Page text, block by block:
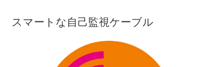
スマートな自己監視ケーブル